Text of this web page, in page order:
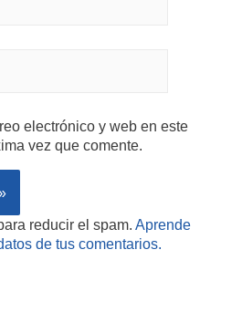
electrónico y web en este
vez que comente.
reducir el spam. Aprende
de tus comentarios.